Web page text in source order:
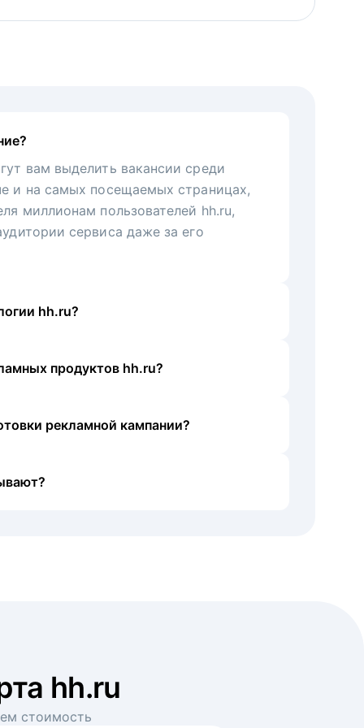
вам выделить вакансии среди
и на самых посещаемых страницах,
миллионам пользователей hh.ru,
сервиса даже за его
hh.ru?
продуктов hh.ru?
рекламной кампании?
hh.ru
стоимость